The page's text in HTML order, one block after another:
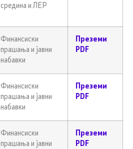
средина и ЛЕР
Финансиски
прашања и јавни
набавки
Преземи
PDF
Финансиски
прашања и јавни
набавки
Преземи
PDF
Финансиски
прашања и јавни
Преземи
PDF